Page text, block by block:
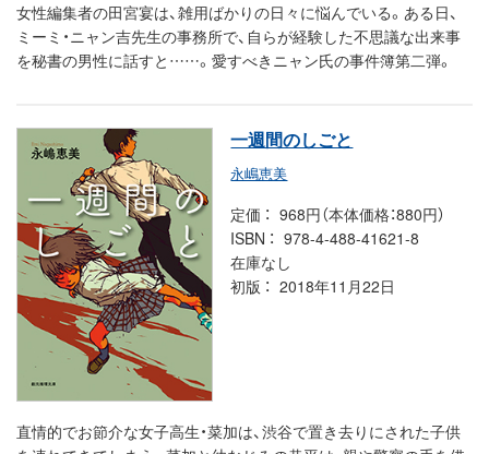
女性編集者の田宮宴は、雑用ばかりの日々に悩んでいる。ある日、
ミーミ・ニャン吉先生の事務所で、自らが経験した不思議な出来事
を秘書の男性に話すと……。愛すべきニャン氏の事件簿第二弾。
一週間のしごと
永嶋恵美
定価
968円（本体価格：880円）
ISBN
978-4-488-41621-8
在庫なし
初版
2018年11月22日
直情的でお節介な女子高生・菜加は、渋谷で置き去りにされた子供